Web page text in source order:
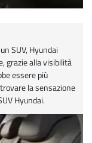
SUV, Hyundai
grazie alla visibilità
essere più
la sensazione
Hyundai.